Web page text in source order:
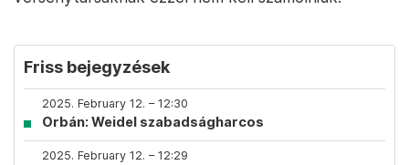
Friss bejegyzések
2025. February 12. – 12:30
Orbán: Weidel szabadságharcos
2025. February 12. – 12:29